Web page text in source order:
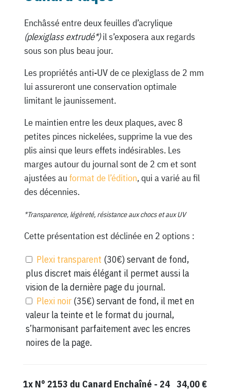
Enchâssé entre deux feuilles d’acrylique
(plexiglass extrudé*)il s’exposera aux regards
sous son plus beau jour.
Les propriétés anti-UV de ce plexiglass de 2 mm
lui assureront une conservation optimale
limitant le jaunissement.
Le maintien entre les deux plaques, avec 8
petites pinces nickelées, supprime la vue des
plis ainsi que leurs effets indésirables. Les
marges autour du journal sont de 2 cm et sont
ajustées au format de l’édition, qui a varié au fil
des décennies.
*Transparence, légèreté, résistance aux chocs et aux UV
Cette présentation est déclinée en 2 options :
Plexi transparent (30€) servant de fond,
plus discret mais élégant il permet aussi la
vision de la dernière page du journal.
Plexi noir (35€) servant de fond, il met en
valeur la teinte et le format du journal,
s’harmonisant parfaitement avec les encres
noires de la page.
1x N° 2153 du Canard Enchaîné - 24 34,00 €